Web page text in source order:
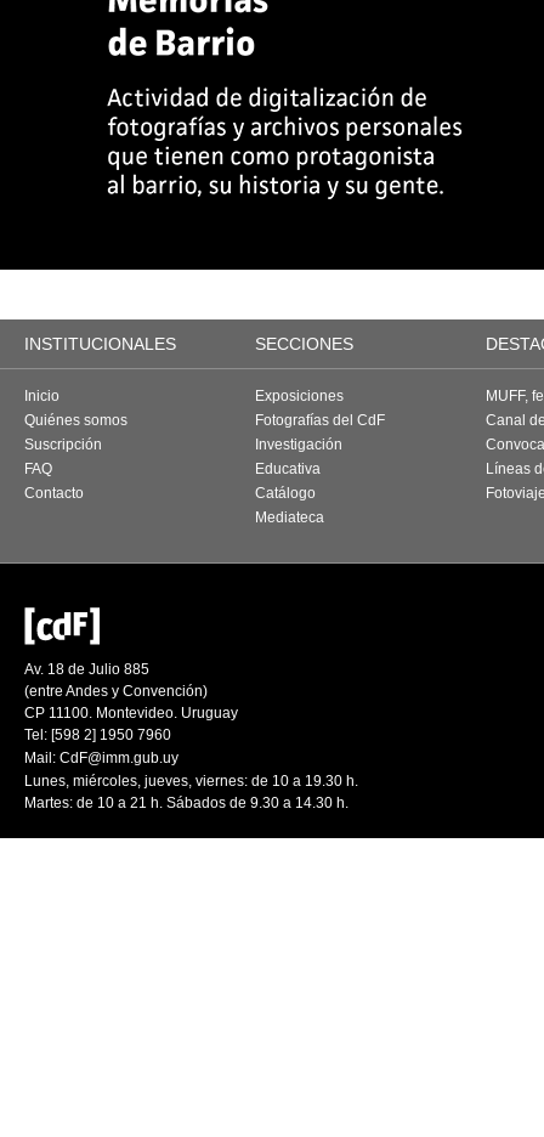
INSTITUCIONALES SECCIONES
Inicio
Quiénes somos
Suscripción
FAQ
Contacto
Exposiciones
Fotografías del CdF
Investigación
Educativa
Catálogo
Mediateca
MUFF,
Canal
Líneas
Av. 18 de Julio 885
(entre Andes y Convención)
CP 11100. Montevideo. Uruguay
Tel: [598 2] 1950 7960
Mail: CdF@imm.gub.uy
Lunes, miércoles, jueves, viernes: de 10 a 19.30 h.
Martes: de 10 a 21 h. Sábados de 9.30 a 14.30 h.